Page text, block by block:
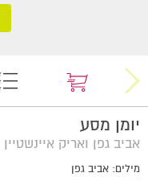
יומן מסע
אביב גפן ואריק איינשטיין
מילים: אביב גפן